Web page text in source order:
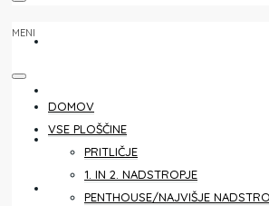
ZAKLJUČNI STROŠKI
MENI
DOMOV
VSE PLOŠČINE
PRITLIČJE
1. IN 2. NADSTROPJE
PENTHOUSE/NAJVIŠJE